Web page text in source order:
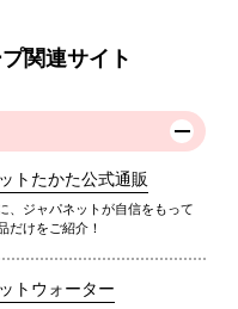
関連サイト
トたかた公式通販
、ジャパネットが自信をもって
だけをご紹介！
トウォーター